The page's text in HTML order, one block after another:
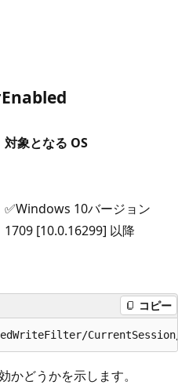
対象となる OS
✅Windows 10バージョン
1709 [10.0.16299] 以降
コピー
かどうかを示します。